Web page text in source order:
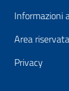
Informazioni
Area riservata
Privacy